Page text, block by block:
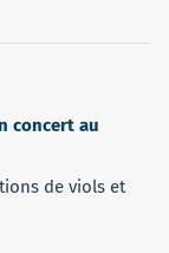
concert au
de viols et